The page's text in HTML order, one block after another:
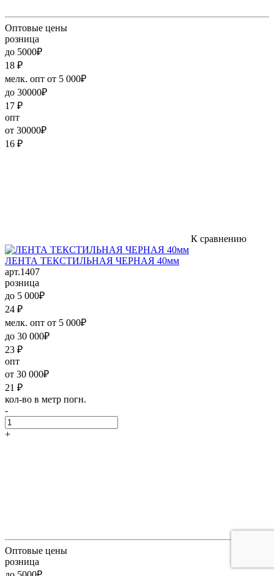
Оптовые цены
розница
до 5000₽
18 ₽
мелк. опт от 5 000₽
до 30000₽
17 ₽
опт
от 30000₽
16 ₽
К сравнению
ЛЕНТА ТЕКСТИЛЬНАЯ ЧЕРНАЯ 40мм
арт.1407
розница
до 5 000₽
24 ₽
мелк. опт от 5 000₽
до 30 000₽
23 ₽
опт
от 30 000₽
21 ₽
кол-во в метр погн.
-
+
Оптовые цены
розница